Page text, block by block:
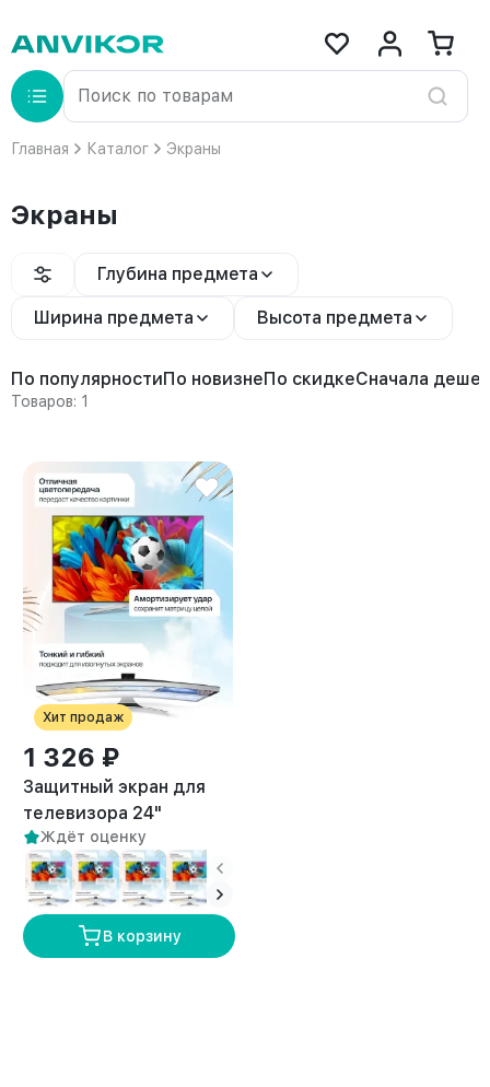
Главная Каталог Экраны
Экраны
Глубина предмета
Ширина предмета Высота предмета
По популярностиПо новизнеПо скидкеСначала
Товаров: 1
Хит продаж
1 326 ₽
Защитный экран для
телевизора 24"
Ждёт оценку
В корзину